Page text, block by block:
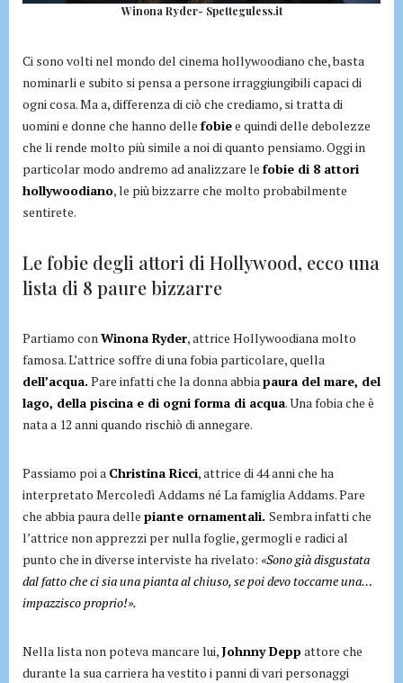
Winona Ryder- Spetteguless.it
Ci sono volti nel mondo del cinema hollywoodiano che, basta
nominarli e subito si pensa a persone irraggiungibili capaci di
ogni cosa. Ma a, differenza di ciò che crediamo, si tratta di
uomini e donne che hanno delle fobiee quindi delle debolezze
che li rende molto più simile a noi di quanto pensiamo. Oggi in
particolar modo andremo ad analizzare le fobie di 8 attori
hollywoodiano, le più bizzarre che molto probabilmente
sentirete.
Le fobie degli attori di Hollywood, ecco una
lista di 8 paure bizzarre
Partiamo conWinona Ryder, attrice Hollywoodiana molto
famosa. L’attrice soffre di una fobia particolare, quella
dell’acqua. Pare infatti che la donna abbiapaura del mare, del
lago, della piscina e di ogni forma di acqua. Una fobia che è
nata a 12 anni quando rischiò di annegare.
Passiamo poi a Christina Ricci, attrice di 44 anni che ha
interpretato Mercoledì Addams né La famiglia Addams. Pare
che abbia paura delle piante ornamentali. Sembra infatti che
l’attrice non apprezzi per nulla foglie, germogli e radici al
punto che in diverse interviste ha rivelato: «Sono già disgustata
dal fatto che ci sia una pianta al chiuso, se poi devo toccarne una…
impazzisco proprio!».
Nella lista non poteva mancare lui, Johnny Depp attore che
durante la sua carriera ha vestito i panni di vari personaggi